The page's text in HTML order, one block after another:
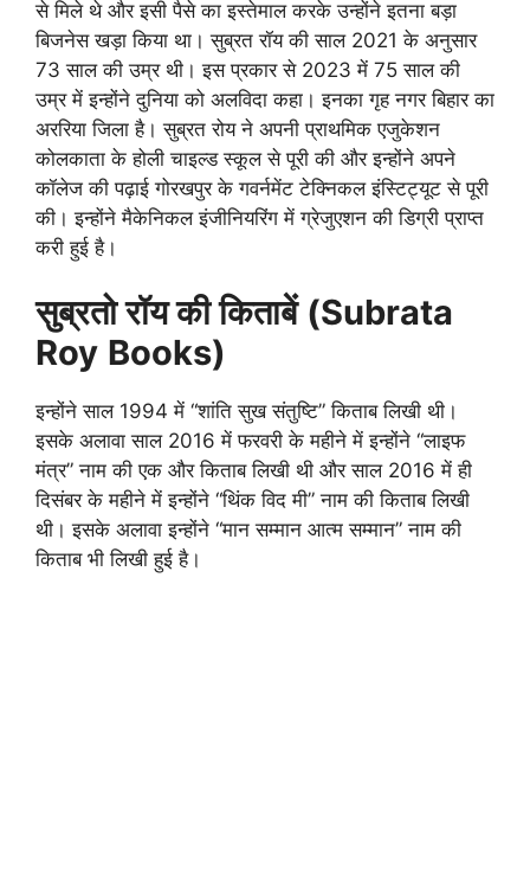
से मिले थे और इसी पैसे का इस्तेमाल करके उन्होंने इतना बड़ा
बिजनेस खड़ा किया था। सुब्रत रॉय की साल 2021 के अनुसार
73 साल की उम्र थी। इस प्रकार से 2023 में 75 साल की
उम्र में इन्होंने दुनिया को अलविदा कहा। इनका गृह नगर बिहार का
अररिया जिला है। सुब्रत रोय ने अपनी प्राथमिक एजुकेशन
कोलकाता के होली चाइल्ड स्कूल से पूरी की और इन्होंने अपने
कॉलेज की पढ़ाई गोरखपुर के गवर्नमेंट टेक्निकल इंस्टिट्यूट से पूरी
की। इन्होंने मैकेनिकल इंजीनियरिंग में ग्रेजुएशन की डिग्री प्राप्त
करी हुई है।
सुब्रतो रॉय की किताबें (Subrata
Roy Books)
इन्होंने साल 1994 में “शांति सुख संतुष्टि” किताब लिखी थी।
इसके अलावा साल 2016 में फरवरी के महीने में इन्होंने “लाइफ
मंत्र” नाम की एक और किताब लिखी थी और साल 2016 में ही
दिसंबर के महीने में इन्होंने “थिंक विद मी” नाम की किताब लिखी
थी। इसके अलावा इन्होंने “मान सम्मान आत्म सम्मान” नाम की
किताब भी लिखी हुई है।